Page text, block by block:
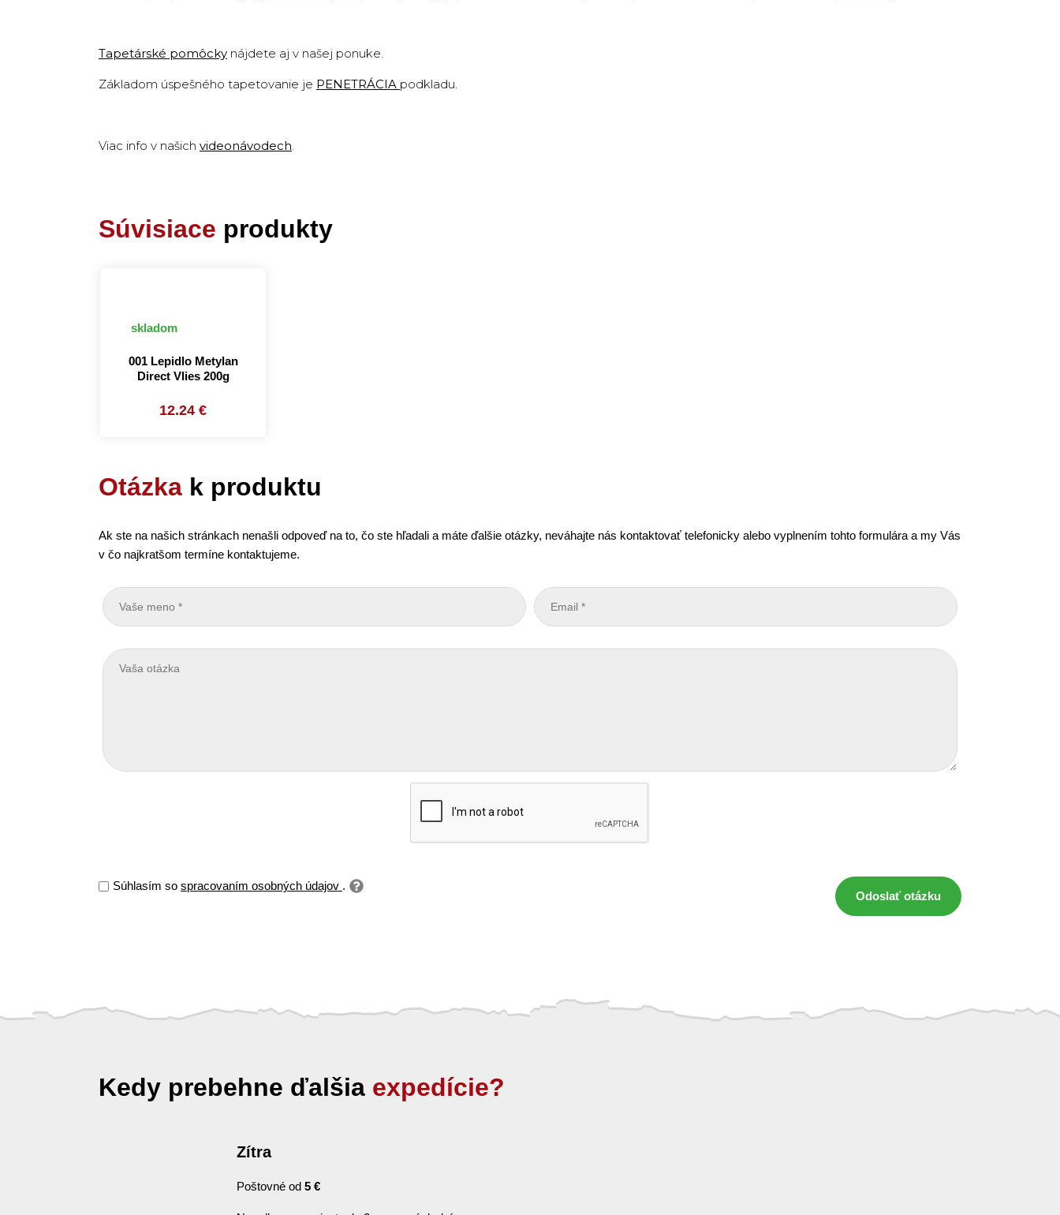
Tapetárské pomôcky nájdete aj v našej ponuke.
Základom úspešného tapetovanie je PENETRÁCIA podkladu.
Viac info v našich videonávodech.
Súvisiace produkty
skladom
001 Lepidlo Metylan
Direct Vlies 200g
12.24 €
Otázka k produktu
Ak ste na našich stránkach nenašli odpoveď na to, čo ste hľadali a máte ďalšie otázky, neváhajte nás kontaktovať telefonicky alebo vyplnením tohto formulára a my Vás
v čo najkratšom termíne kontaktujeme.
Súhlasím so spracovaním osobných údajov .
Odoslať otázku
Kedy prebehne ďalšia expedície?
Zítra
Poštovné od 5 €